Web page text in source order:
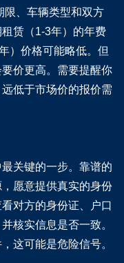
限、车辆类型和双方
赁（1-3年）的年费
）价格可能略低。但
价更高。需要提醒你
低于市场价的报价需
关键的一步。靠谱的
愿意提供真实的身份
对方的身份证、户口
核实信息是否一致。
这可能是危险信号。